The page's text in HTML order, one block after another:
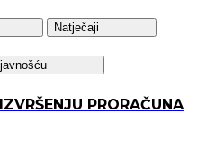
Natječaji
Savjetovanja sa zainteresiranom javnošću
PRORAČUNA